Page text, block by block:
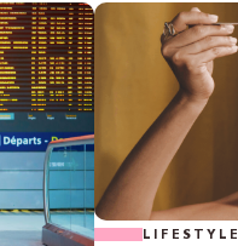
LIFESTYLE